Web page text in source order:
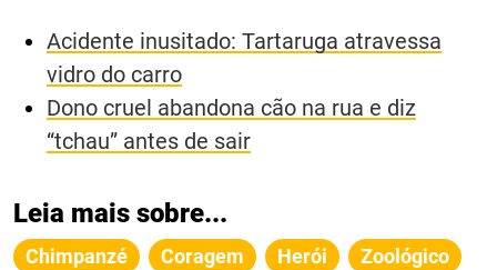
Acidente inusitado: Tartaruga atravessa
vidro do carro
Dono cruel abandona cão na rua e diz
“tchau” antes de sair
Leia mais sobre...
Chimpanzé Coragem Herói Zoológico